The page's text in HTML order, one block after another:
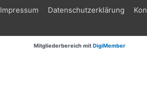
Impressum Datenschutzerklärung
Mitgliederbereich mit DigiMember